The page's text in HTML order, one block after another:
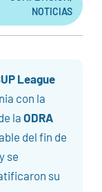
NOTICIAS
League
con la
la ODRA
del fin de
se
su